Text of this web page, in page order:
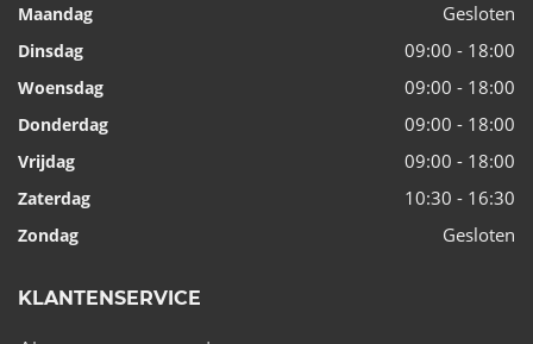
Maandag Gesloten
Dinsdag 09:00 - 18:00
Woensdag 09:00 - 18:00
Donderdag 09:00 - 18:00
Vrijdag 09:00 - 18:00
Zaterdag 10:30 - 16:30
Zondag Gesloten
KLANTENSERVICE